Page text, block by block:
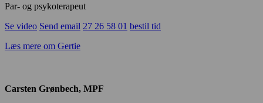
Par- og psykoterapeut
Se video Send email 27 26 58 01 bestil tid
Læs mere om Gertie
Carsten Grønbech, MPF